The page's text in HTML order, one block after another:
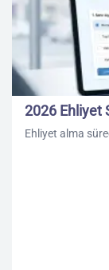
2026 Ehliyet
Ehliyet alma